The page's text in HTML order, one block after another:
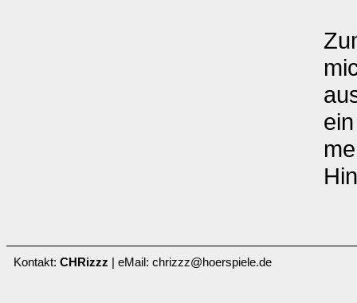
Kontakt: CHRizzz | eMail: chrizzz@hoerspiele.de